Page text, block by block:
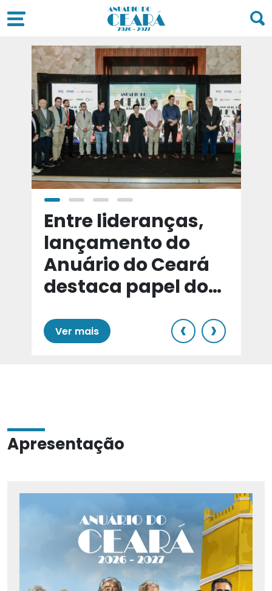
Entre lideranças,
lançamento do
Anuário do Ceará
destaca papel do
Ver mais ‹ ›
Apresentação